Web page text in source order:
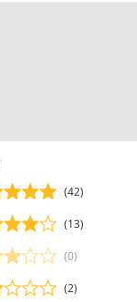
(42)
(13)
(0)
(2)